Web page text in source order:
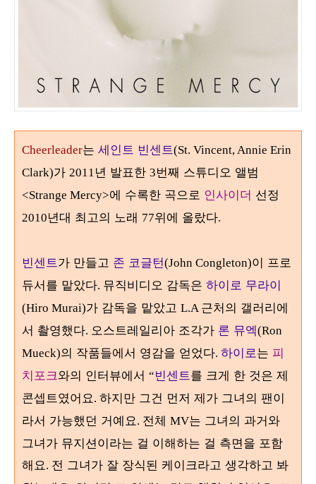
Cheerleader는 세인트 빈센트(St. Vincent, Annie Erin
Clark)가 2011년 발표한 3번째 스튜디오 앨범
<Strange Mercy>에 수록한 곡으로 인사이더 선정
2010년대 최고의 노래 77위에 올랐다.
빈센트가 만들고 존 코글턴(John Congleton)이 프로
듀서를 맡았다. 뮤직비디오 감독은 하이로 무라이
(Hiro Murai)가 감독을 맡았고 L.A 근처의 갤러리에
서 촬영했다. 오스트레일리아 조각가 론 뮤엑(Ron
Mueck)의 작품들에서 영감을 얻었다. 하이로는 피
치포크와의 인터뷰에서 “빈센트를 크게 한 것은 제
콘셉트였어요. 하지만 그건 먼저 제가 그녀의 팬이
라서 가능했던 거예요. 전체 MV는 그녀의 과거와
그녀가 뮤지션이라는 걸 이해하는 걸 측면을 포함
해요. 전 그녀가 잘 장식된 케이크라고 생각하고 봐